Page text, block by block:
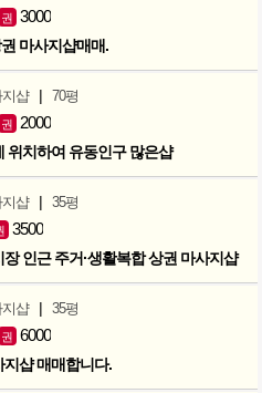
권 3000
마사지샵매매.
지샵 | 70평
권 2000
위치하여 유동인구 많은샵
지샵 | 35평
3500
인근 주거·생활복합 상권 마사지샵
지샵 | 35평
권 6000
샵 매매합니다.